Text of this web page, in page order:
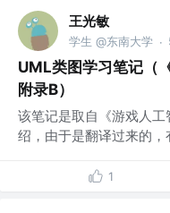
王光敏
学生 @东南大学 ·
UML类图学习笔记（
附录B）
该笔记是取自《游戏人
绍，由于是翻译过来的，
1